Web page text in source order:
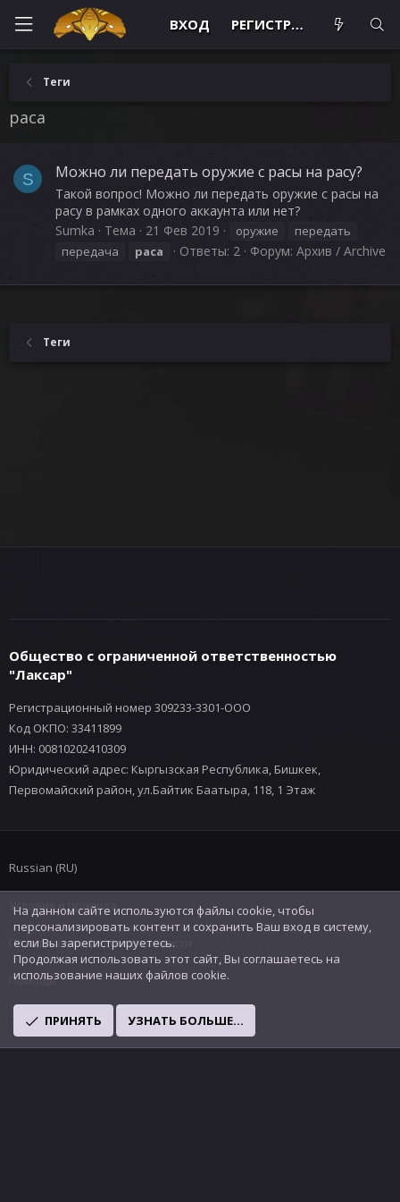
ВХОД РЕГИСТРАЦИЯ
Теги
раса
S Можно ли передать оружие с расы на расу?
Такой вопрос! Можно ли передать оружие с расы на
расу в рамках одного аккаунта или нет?
Sumka
Тема 21 Фев 2019 оружие
передать
передача
раса Ответы: 2 Форум: Архив / Archive
Теги
Общество с ограниченной ответственностью
"Лаксар"
Регистрационный номер 309233-3301-ООО
Код ОКПО: 33411899
ИНН: 00810202410309
Юридический адрес: Кыргызская Республика, Бишкек,
Первомайский район, ул.Байтик Баатыра, 118, 1 Этаж
Russian (RU)
Условия и правила
Политика конфиденциальности
Помощь
R
S
На данном сайте используются файлы cookie, чтобы
персонализировать контент и сохранить Ваш вход в систему,
если Вы зарегистрируетесь.
Продолжая использовать этот сайт, Вы соглашаетесь на
использование наших файлов cookie.
ПРИНЯТЬ УЗНАТЬ БОЛЬШЕ...